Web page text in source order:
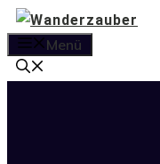
Zum
Inhalt
springen
Menü